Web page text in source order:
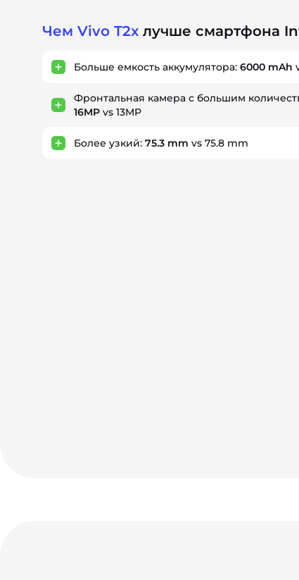
Чем Vivo T2x лучше смартфона
Больше емкость аккумулятора: 6000 mAh
Фронтальная камера с большим
16MP vs 13MP
Более узкий: 75.3 mm vs 75.8 mm